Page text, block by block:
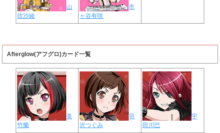
山
吹沙綾
市
ヶ谷有咲
Afterglow(アフグロ)カード一覧
美
竹蘭
羽
沢つぐみ
宇
田川巴